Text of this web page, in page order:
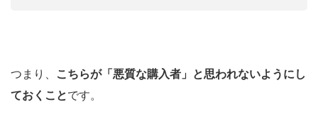
つまり、
こちらが「悪質な購入者」と思われないようにし
ておくことです。